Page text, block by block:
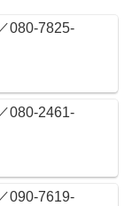
080-7825-
080-2461-
090-7619-